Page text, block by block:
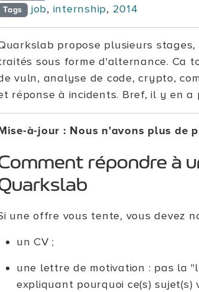
Tags job, internship, 2014
propose plusieurs
sous forme d'alternance. Ca
vuln, analyse de code, crypto,
réponse à incidents. Bref, il y en a
à-jour : Nous n'avons plus de
répondre à
une offre vous tente, vous devez
un CV ;
une lettre de motivation : pas la
expliquant pourquoi ce(s)